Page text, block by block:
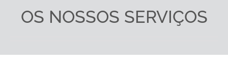
OS NOSSOS SERVIÇOS